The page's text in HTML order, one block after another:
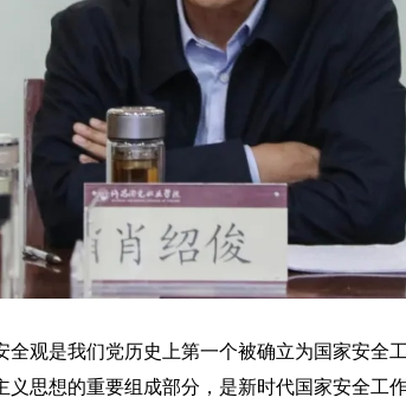
全观是我们党历史上第一个被确立为国家安全
义思想的重要组成部分，是新时代国家安全工